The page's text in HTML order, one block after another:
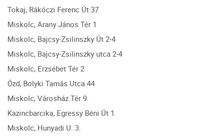
Tokaj, Rákóczi Ferenc Út 37
Miskolc, Arany János Tér 1
Miskolc, Bajcsy-Zsilinszky Út 2-4
Miskolc, Bajcsy-Zsilinszky utca 2-4
Miskolc, Erzsébet Tér 2
Ózd, Bolyki Tamás Utca 44
Miskolc, Városház Tér 9.
Kazincbarcika, Egressy Béni Út 1.
Miskolc, Hunyadi U. 3.